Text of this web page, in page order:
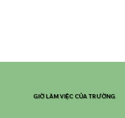
GIỜ LÀM VIỆC CỦA TRƯỜNG